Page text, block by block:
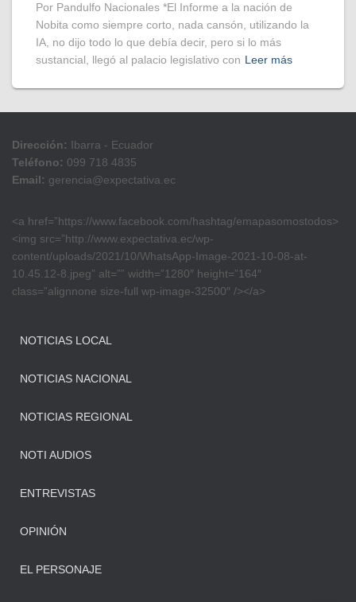
Por Pandulfo Nacionales *El Informe a la nación de
Nobita como siempre corto, nada cansón, utilizando la
IA, no dijo todo lo que debía decir, pero si lo más
sustancial, llegó al palacio legislativo con Leer más
Dirección: Ibarra - Ecuador
Teléfono: 099 718 4835
Email: gerencia@expectativa.ec
<a href=”https://www.facebook.com/hashtag/emapasomostodos>
<img src=”http://www.expectativa.ec/wp-
content/uploads/2021/10/WhatsApp-Image-2021-10-08-at-
10.45.12-8.jpeg” alt=”” width=”1280″ height=”164″
class=”alignnone size-full wp-image-32500″ /></a>
NOTICIAS LOCAL
NOTICIAS NACIONAL
NOTICIAS REGIONAL
NOTI AUDIOS
ENTREVISTAS
OPINIÓN
EL PERSONAJE